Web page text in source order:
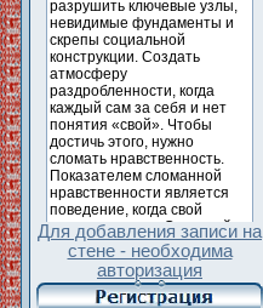
Для добавления записи на
стене - необходима
авторизация